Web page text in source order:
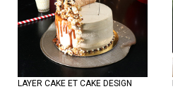
LAYER CAKE ET CAKE DESIGN